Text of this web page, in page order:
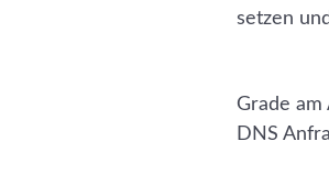
setzen
Grade am
DNS